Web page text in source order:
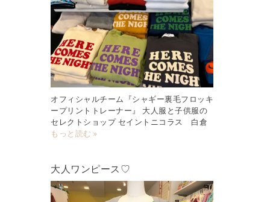
オフィシャルチーム『シャギー裏毛フロッキ
ープリントトレーナー』 大人服と子供服の
セレクトショップ セイントニコラス 白倉
もっと読む »
大人ワンピース♡